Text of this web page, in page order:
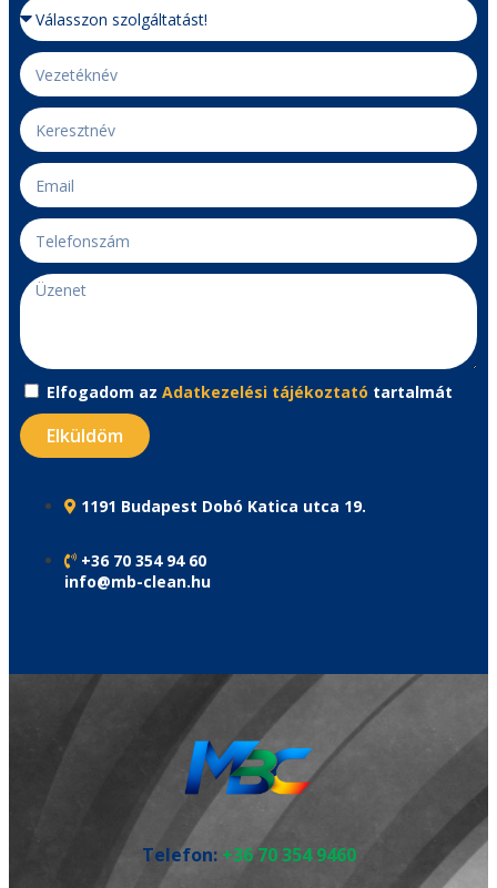
Elfogadom az Adatkezelési tájékoztató tartalmát
Elküldöm
1191 Budapest Dobó Katica utca 19.
+36 70 354 94 60
info@mb-clean.hu
Telefon: +36 70 354 9460